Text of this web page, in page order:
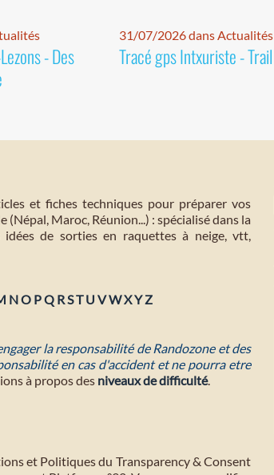
- Des
31/07/2026 dans Actualités
Tracé gps Intxuriste - Trail
et fiches techniques pour préparer vos
(Népal, Maroc, Réunion...) : spécialisé dans la
de sorties en raquettes à neige, vtt,
NO PQ R ST U VWXY Z
la responsabilité de Randozone et des
en cas d'accident et ne pourra etre
à propos des niveaux de difficulté.
et Politiques du Transparency & Consent